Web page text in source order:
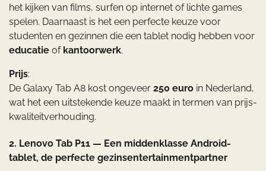
het kijken van films, surfen op internet of lichte games
spelen. Daarnaast is het een perfecte keuze voor
studenten en gezinnen die een tablet nodig hebben voor
educatie of kantoorwerk.
Prijs:
De Galaxy Tab A8 kost ongeveer 250 euro in Nederland,
wat het een uitstekende keuze maakt in termen van prijs-
kwaliteitverhouding.
2. Lenovo Tab P11 — Een middenklasse Android-
tablet, de perfecte gezinsentertainmentpartner